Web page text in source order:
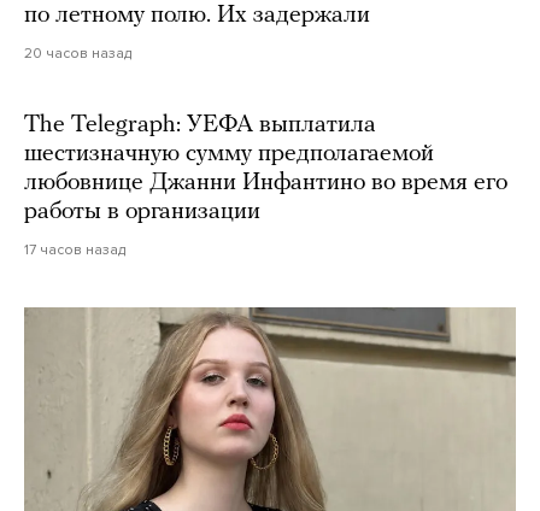
по летному полю. Их задержали
20 часов назад
The Telegraph: УЕФА выплатила
шестизначную сумму предполагаемой
любовнице Джанни Инфантино во время его
работы в организации
17 часов назад